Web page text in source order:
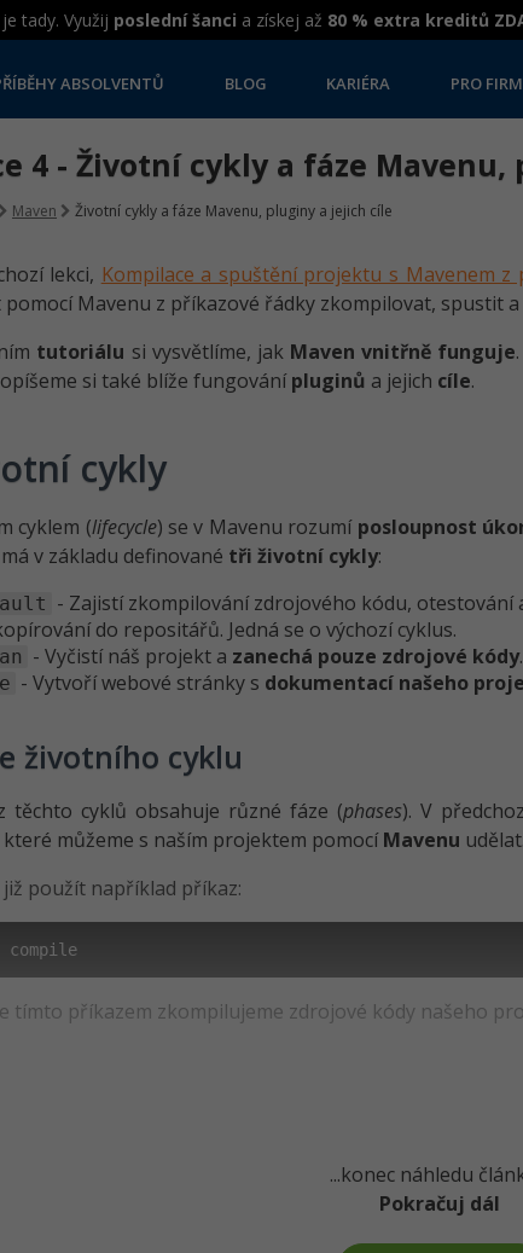
tady. Využij poslední šanci a získej až 80 % extra kreditů
ABSOLVENTŮ BLOG KARIÉRA PRO
4 - Životní cykly a fáze
Maven Životní cykly a fáze Mavenu, pluginy a jejich cíle
lekci, Kompilace a spuštění projektu s Mavenem z
Mavenu z příkazové řádky zkompilovat, spustit a
tutoriálu si vysvětlíme, jak Maven vnitřně funguje
si také blíže fungovánípluginů a jejich cíle.
cykly
cyklem (lifecycle) se v Mavenu rozumí posloupnost
v základu definované tři životní cykly:
- Zajistí zkompilování zdrojového kódu, otestování
do repositářů. Jedná se o výchozí cyklus.
- Vyčistí náš projekt a zanechá pouze zdrojové kódy.
- Vytvoří webové stránky s dokumentací našeho
životního cyklu
těchto cyklů obsahuje různé fáze (phases). V
můžeme s naším projektem pomocíMavenu udělat.
již použít například příkaz:
compile
tímto příkazem zkompilujeme zdrojové kódy našeho
...konec náhledu
Pokračuj dál